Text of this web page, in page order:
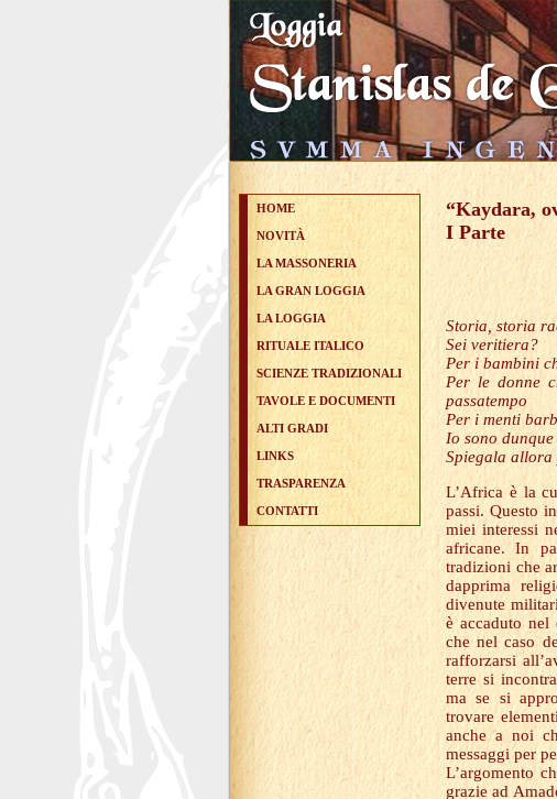
HOME
NOVITÀ
LA MASSONERIA
LA GRAN LOGGIA
LA LOGGIA
RITUALE ITALICO
SCIENZE TRADIZIONALI
TAVOLE E DOCUMENTI
ALTI GRADI
LINKS
TRASPARENZA
CONTATTI
“Kaydara,
I Parte
Storia, storia
Sei veritiera?
Per i bambini
Per le donne
passatempo
Per i menti
Io sono
Spiegala
L’Africa è la
passi. Questo
miei interessi
africane. In
tradizioni che
dapprima
divenute
è accaduto
che nel caso
rafforzarsi
terre si
ma se si
trovare
anche a noi
messaggi per
L’argomento
grazie ad